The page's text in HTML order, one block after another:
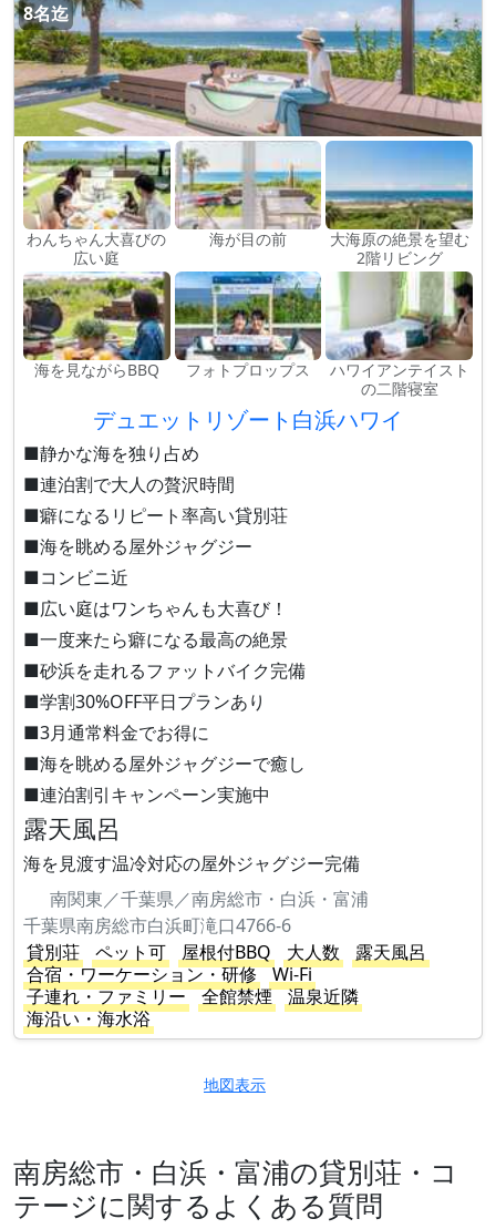
8名迄
わんちゃん大喜びの
広い庭
海が目の前
大海原の絶景を望む
2階リビング
海を見ながらBBQ フォトプロップス
ハワイアンテイスト
の二階寝室
デュエットリゾート白浜ハワイ
■静かな海を独り占め
■連泊割で大人の贅沢時間
■癖になるリピート率高い貸別荘
■海を眺める屋外ジャグジー
■コンビニ近
■広い庭はワンちゃんも大喜び！
■一度来たら癖になる最高の絶景
■砂浜を走れるファットバイク完備
■学割30%OFF平日プランあり
■3月通常料金でお得に
■海を眺める屋外ジャグジーで癒し
■連泊割引キャンペーン実施中
露天風呂
海を見渡す温冷対応の屋外ジャグジー完備
南関東／千葉県／南房総市・白浜・富浦
千葉県南房総市白浜町滝口4766-6
貸別荘
ペット可 屋根付BBQ 大人数
露天風呂
合宿・ワーケーション・研修
Wi-Fi
子連れ・ファミリー
全館禁煙
温泉近隣
海沿い・海水浴
地図表示
南房総市・白浜・富浦の貸別荘・コ
テージに関するよくある質問